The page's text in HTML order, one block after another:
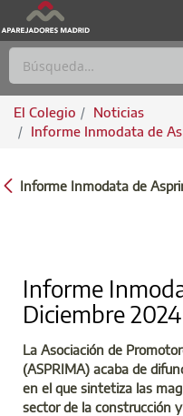
El Colegio
Noticias
Informe Inmodata de
INFORME
Informe Inmodata de
Informe
Diciembre 2024
La Asociación de
(ASPRIMA) acaba de
en el que sintetiza las
sector de la construcción